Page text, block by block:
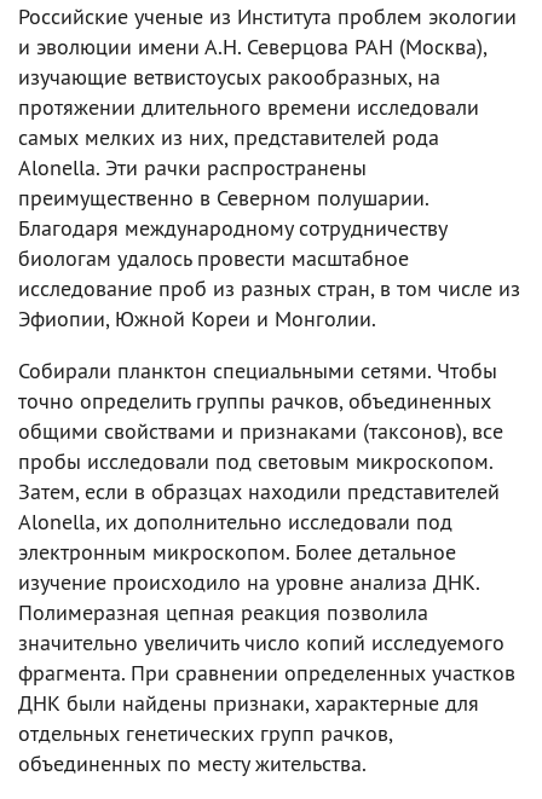
Российские ученые из Института проблем экологии
и эволюции имени А.Н. Северцова РАН (Москва),
изучающие ветвистоусых ракообразных, на
протяжении длительного времени исследовали
самых мелких из них, представителей рода
Alonella. Эти рачки распространены
преимущественно в Северном полушарии.
Благодаря международному сотрудничеству
биологам удалось провести масштабное
исследование проб из разных стран, в том числе из
Эфиопии, Южной Кореи и Монголии.
Собирали планктон специальными сетями. Чтобы
точно определить группы рачков, объединенных
общими свойствами и признаками (таксонов), все
пробы исследовали под световым микроскопом.
Затем, если в образцах находили представителей
Alonella, их дополнительно исследовали под
электронным микроскопом. Более детальное
изучение происходило на уровне анализа ДНК.
Полимеразная цепная реакция позволила
значительно увеличить число копий исследуемого
фрагмента. При сравнении определенных участков
ДНК были найдены признаки, характерные для
отдельных генетических групп рачков,
объединенных по месту жительства.